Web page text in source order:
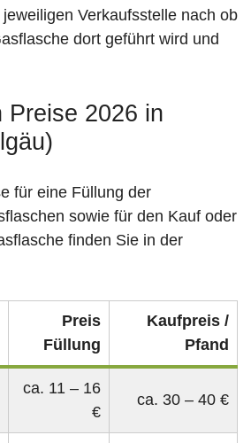
Verkaufsstelle nach ob
dort geführt wird und
Preise 2026 in
für eine Füllung der
sowie für den Kauf oder
finden Sie in der
Preis
Füllung
Kaufpreis /
Pfand
ca. 11 – 16
€
ca. 30 – 40 €